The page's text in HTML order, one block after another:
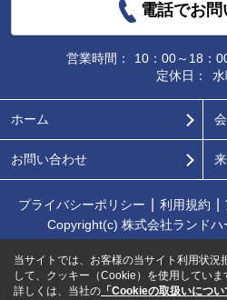
電話でお
営業時間：
10：00～18：
定休日：
水
ホーム
お問い合わせ
プライバシーポリシー 利用規約
Copyright(c) 株式会社ランドハ
当サイトでは、お客様の当サイト利用状況
して、クッキー（Cookie）を使用していま
詳しくは、当社の 「Cookieの取扱いについ